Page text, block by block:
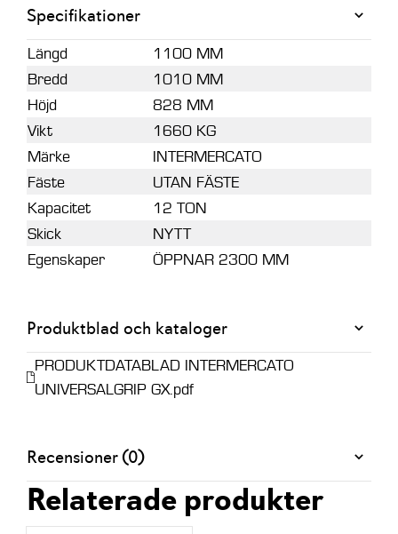
Specifikationer
Längd
1100 MM
Bredd
1010 MM
Höjd
828 MM
Vikt
1660 KG
Märke
INTERMERCATO
Fäste
UTAN FÄSTE
Kapacitet
12 TON
Skick
NYTT
Egenskaper
ÖPPNAR 2300 MM
Produktblad och kataloger
PRODUKTDATABLAD INTERMERCATO
UNIVERSALGRIP GX.pdf
Recensioner (0)
Relaterade produkter